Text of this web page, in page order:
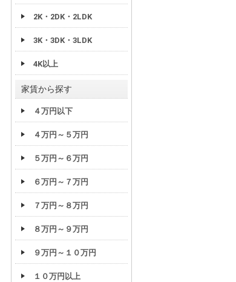
2K・2DK・2LDK
3K・3DK・3LDK
4K以上
家賃から探す
４万円以下
４万円～５万円
５万円～６万円
６万円～７万円
７万円～８万円
８万円～９万円
９万円～１０万円
１０万円以上